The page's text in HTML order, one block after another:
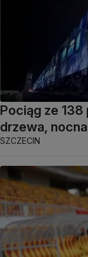
Pociąg ze 138
drzewa,
SZCZECIN